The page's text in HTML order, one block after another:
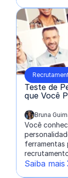
Teste de
que Você
escrito por:
Bruna
Você
ferramentas
Saiba mais